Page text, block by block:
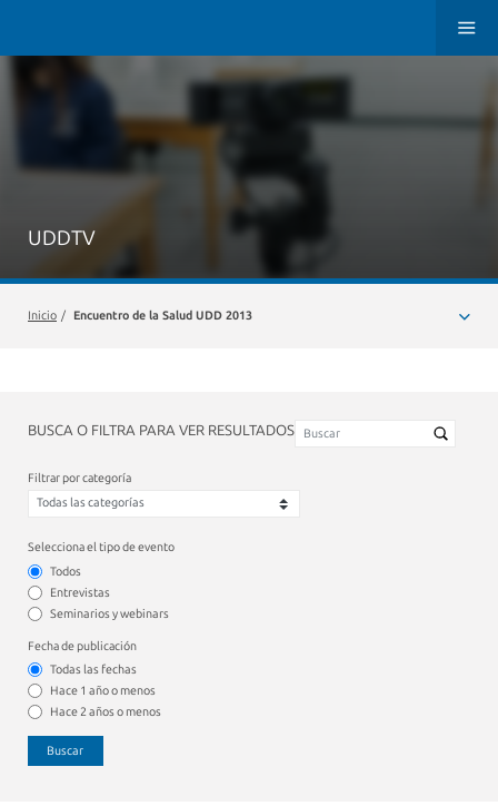
UDDTV
Inicio / Encuentro de la Salud UDD 2013
BUSCA O FILTRA PARA VER RESULTADOS
Filtrar por categoría
Selecciona el tipo de evento
Todos
Entrevistas
Seminarios y webinars
Fecha de publicación
Todas las fechas
Hace 1 año o menos
Hace 2 años o menos
Buscar